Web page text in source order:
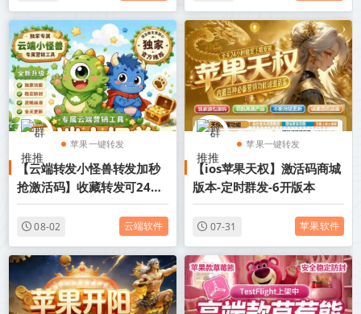
苹果一键转发
苹果TF微信多开
【云端转发小怪兽转发加秒
抢激活码】收藏转发可24小
时自动收款《云端转发小怪
兽转发加秒抢转发语音》
08-02 云端软件
苹果一键转发
苹果TF微信多开
【ios苹果天权】激活码商城
版本-定时群发-6开版本
07-31 苹果软件